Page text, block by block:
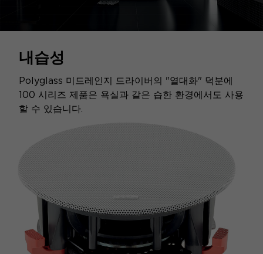
내습성
Polyglass 미드레인지 드라이버의 "열대화" 덕분에
100 시리즈 제품은 욕실과 같은 습한 환경에서도 사용
할 수 있습니다.